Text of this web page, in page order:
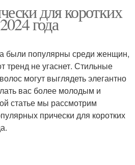
прическа
Прическа с короткими
волосами
для коротких
года
были популярны среди женщин,
тренд не угаснет. Стильные
могут выглядеть элегантно
вас более молодым и
статье мы рассмотрим
прически для коротких